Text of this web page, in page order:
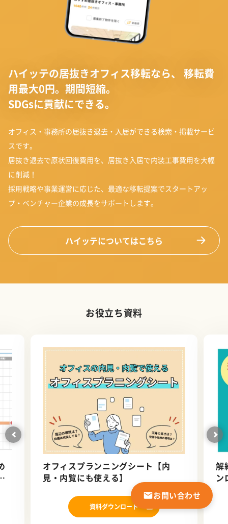
ハイッテの居抜きオフィス移転なら、
移転費
用最大0円。期間短縮。
SDGsに貢献にできる。
オフィス・事務所の居抜き退去・入居ができる検索・掲載サービ
スです。
居抜き退去で原状回復費用を、居抜き入居で内装工事費用を大幅
に削減！
採用戦略や事業運営に応じた、最適な移転提案でスタートアッ
プ・ベンチャー企業の成長をサポートします。
ハイッテについてはこちら
お役立ち資料
オフィスプランニングシート【内
見・内覧にも使える】
資料ダウンロード
解
ン
お問い合わせ